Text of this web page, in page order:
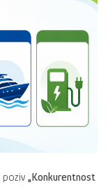
„Konkurentnost